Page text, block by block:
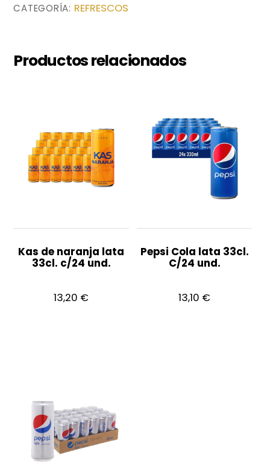
CATEGORÍA: REFRESCOS
Productos relacionados
Kas de naranja lata
33cl. c/24 und.
13,20 €
Pepsi Cola lata 33cl.
C/24 und.
13,10 €